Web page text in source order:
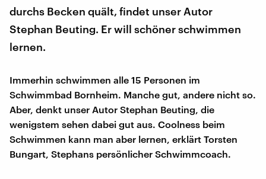
durchs Becken quält, findet unser Autor
Stephan Beuting. Er will schöner schwimmen
lernen.
Immerhin schwimmen alle 15 Personen im
Schwimmbad Bornheim. Manche gut, andere nicht so.
Aber, denkt unser Autor Stephan Beuting, die
wenigstem sehen dabei gut aus. Coolness beim
Schwimmen kann man aber lernen, erklärt Torsten
Bungart, Stephans persönlicher Schwimmcoach.